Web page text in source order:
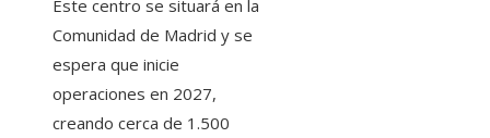
Este centro se situará en la
Comunidad de Madrid y se
espera que inicie
operaciones en 2027,
creando cerca de 1.500